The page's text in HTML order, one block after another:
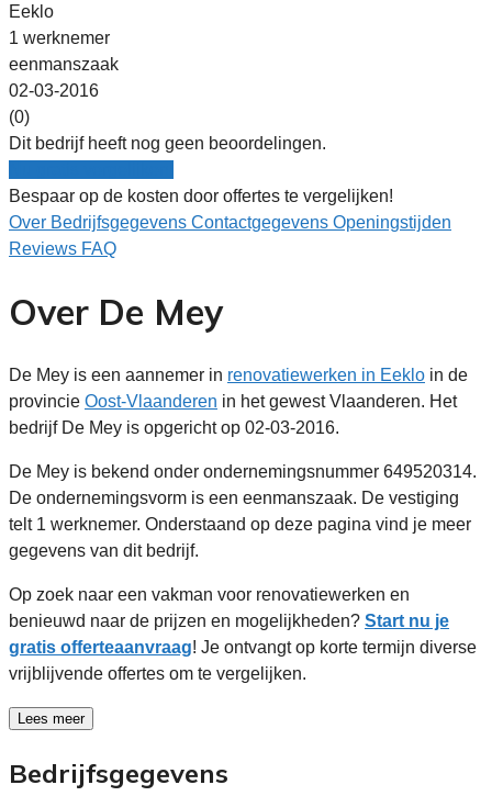
Eeklo
1 werknemer
eenmanszaak
02-03-2016
(0)
Dit bedrijf heeft nog geen beoordelingen.
Bespaar op de kosten door offertes te vergelijken!
Over Bedrijfsgegevens Contactgegevens Openingstijden
Reviews FAQ
Over De Mey
De Mey is een aannemer in renovatiewerken in Eeklo in de
provincie Oost-Vlaanderen in het gewest Vlaanderen. Het
bedrijf De Mey is opgericht op 02-03-2016.
De Mey is bekend onder ondernemingsnummer 649520314.
De ondernemingsvorm is een eenmanszaak. De vestiging
telt 1 werknemer. Onderstaand op deze pagina vind je meer
gegevens van dit bedrijf.
Op zoek naar een vakman voor renovatiewerken en
benieuwd naar de prijzen en mogelijkheden? Start nu je
gratis offerteaanvraag! Je ontvangt op korte termijn diverse
vrijblijvende offertes om te vergelijken.
Lees meer
Bedrijfsgegevens